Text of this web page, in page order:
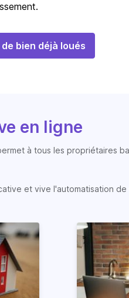
bien déjà loués
en ligne
à tous les propriétaires
et vive l'automatisation